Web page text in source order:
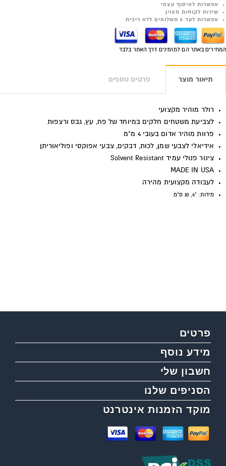
אפשרות לאיסוף עצמי
שירות לקוחות מצוין
אפשרות לעד 6 תשלומים ללא ריבית
המחירים באתר הם למזמינים דרך האתר בלבד
תיאור מוצר פרטים נוספים
רולר מוהיר מקצועי
לצביעת משטחים חלקים במיוחד של פח, עץ, גבס ורצפות
פרוות מוהיר אדום בעובי 4 מ"מ
אידיאלי לצבעי שמן, לכות, דבקים, צבעי אפוקסי ופוליאוריתן
צינור פנולי עמיד Solvent Resistant
MADE IN USA
לעבודה מקצועית מהירה
מידות: "4, 10 ס"מ
פרטים
מידע נוסף
חשבון שלי
הסניפים שלנו
מוקד הזמנות אינטרנט